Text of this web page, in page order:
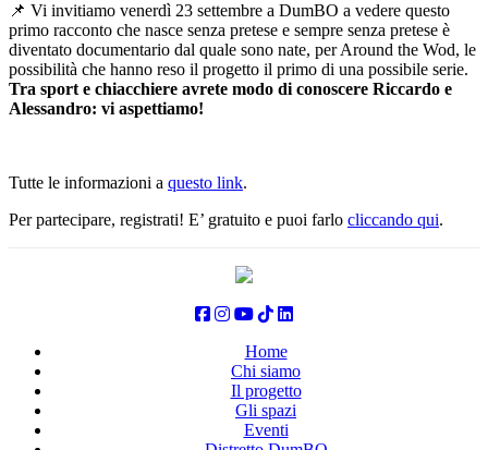
📌 Vi invitiamo venerdì 23 settembre a DumBO a vedere questo
primo racconto che nasce senza pretese e sempre senza pretese è
diventato documentario dal quale sono nate, per Around the Wod, le
possibilità che hanno reso il progetto il primo di una possibile serie.
Tra sport e chiacchiere avrete modo di conoscere Riccardo e
Alessandro: vi aspettiamo!
Tutte le informazioni a questo link.
Per partecipare, registrati! E’ gratuito e puoi farlo cliccando qui.
Home
Chi siamo
Il progetto
Gli spazi
Eventi